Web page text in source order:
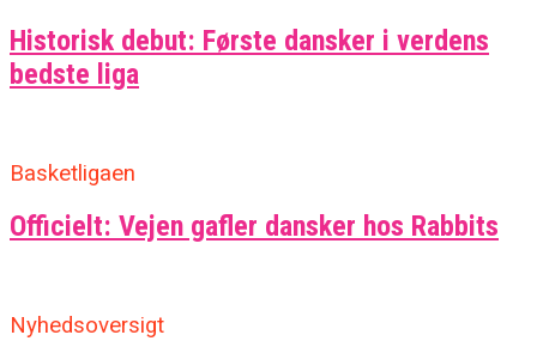
Historisk debut: Første dansker i verdens
bedste liga
Basketligaen
Officielt: Vejen gafler dansker hos Rabbits
Nyhedsoversigt